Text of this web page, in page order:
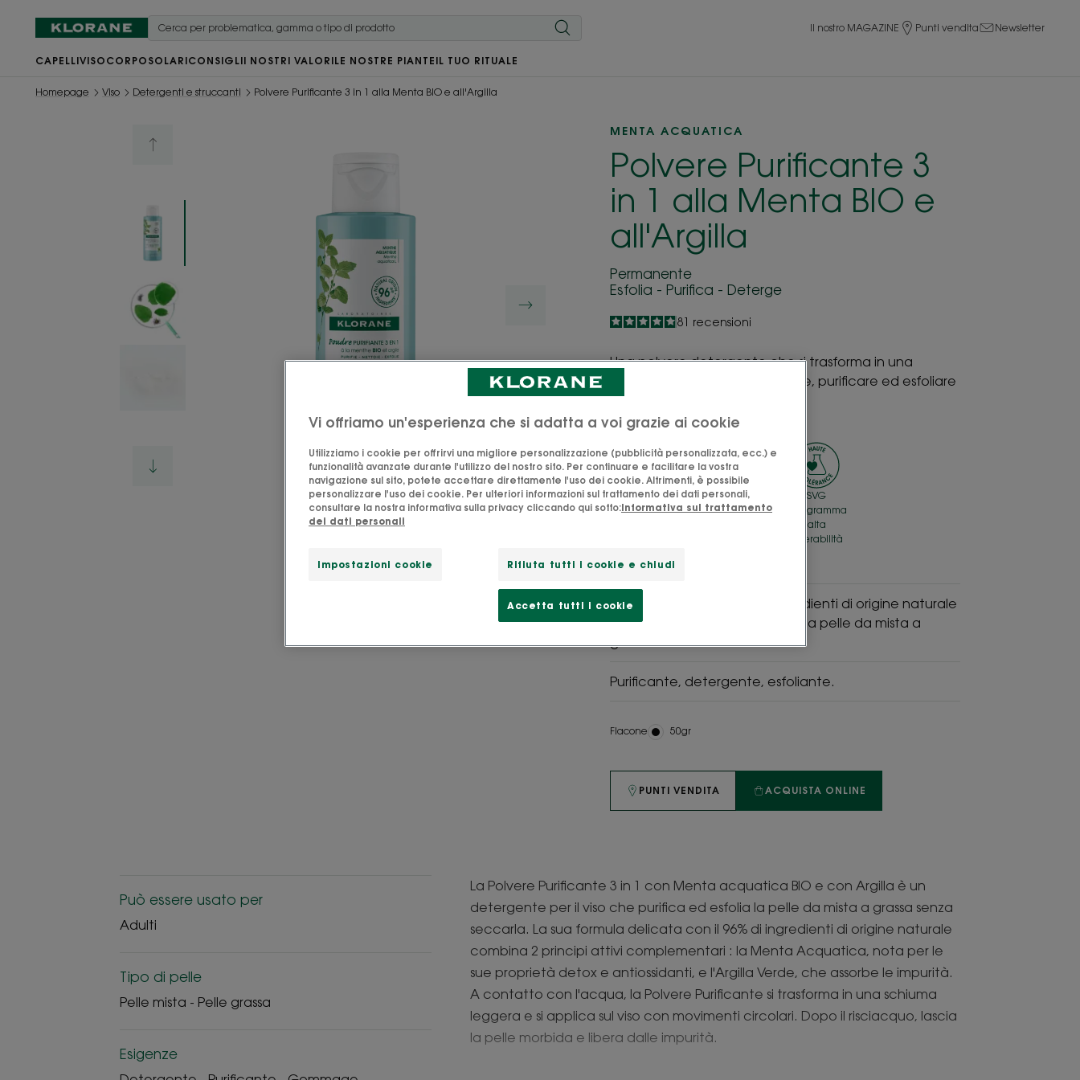
Il nostro MAGAZINE Punti vendita Newsletter
CAPELLIVISO CORPO SOLARICONSIGLII NOSTRI VALORILE NOSTRE PIANTE IL TUO RITUALE
Homepage Viso Detergenti e struccanti Polvere Purificante 3 in 1 alla Menta BIO e all'Argilla
MENTA ACQUATICA
Polvere Purificante 3
in 1 alla Menta BIO e
all'Argilla
Permanente
Esfolia - Purifica - Deterge
4.8
/
5
81 recensioni
Una polvere detergente che si trasforma in una
schiuma leggera per detergere, purificare ed esfoliare
la pelle da mista a grassa.
SVG
contiene il
SVG
Menta-
Immagine
SVG
SVG
pittogramma
alta
tollerabilità
Una polvere con il 96% di ingredienti di origine naturale
per detergere efficacemente la pelle da mista a
grassa
Purificante, detergente, esfoliante.
Flacone Flacone
50gr
PUNTI VENDITA ACQUISTA ONLINE
Può essere usato per
Adulti
Tipo di pelle
Pelle mista - Pelle grassa
Esigenze
La Polvere Purificante 3 in 1 con Menta acquatica BIO e con Argilla è un
detergente per il viso che purifica ed esfolia la pelle da mista a grassa senza
seccarla. La sua formula delicata con il 96% di ingredienti di origine naturale
combina 2 principi attivi complementari : la Menta Acquatica, nota per le
sue proprietà detox e antiossidanti, e l'Argilla Verde, che assorbe le impurità.
A contatto con l'acqua, la Polvere Purificante si trasforma in una schiuma
leggera e si applica sul viso con movimenti circolari. Dopo il risciacquo, lascia
la pelle morbida e libera dalle impurità.
Vi offriamo un'esperienza che si adatta a voi grazie ai cookie
Utilizziamo i cookie per offrirvi una migliore personalizzazione (pubblicità personalizzata, ecc.) e
funzionalità avanzate durante l'utilizzo del nostro sito. Per continuare e facilitare la vostra
navigazione sul sito, potete accettare direttamente l'uso dei cookie. Altrimenti, è possibile
personalizzare l'uso dei cookie. Per ulteriori informazioni sul trattamento dei dati personali,
consultare la nostra informativa sulla privacy cliccando qui sotto:Informativa sul trattamento
dei dati personali
Impostazioni cookie Rifiuta tutti i cookie e chiudi
Accetta tutti i cookie